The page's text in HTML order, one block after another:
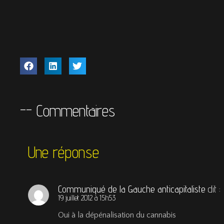
-- Commentaires
Une réponse
Communiqué de la Gauche anticapitaliste dit :
19 juillet 2012 à 15h53
Oui à la dépénalisation du cannabis